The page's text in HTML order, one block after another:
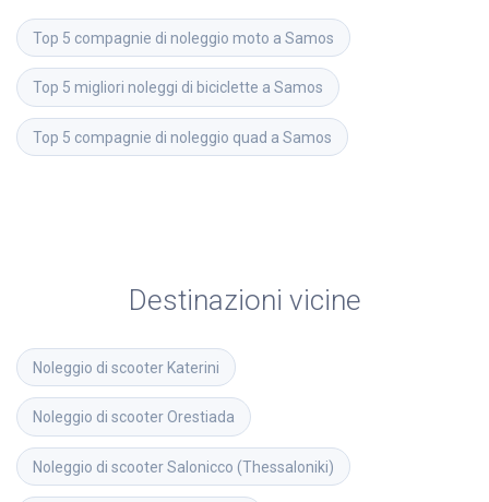
Top 5 compagnie di noleggio moto a Samos
Top 5 migliori noleggi di biciclette a Samos
Top 5 compagnie di noleggio quad a Samos
Destinazioni vicine
Noleggio di scooter Katerini
Noleggio di scooterOrestiada
Noleggio di scooterSalonicco (Thessaloniki)